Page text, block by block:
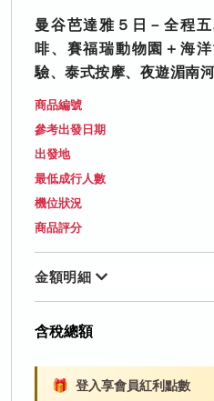
曼谷芭達雅５日－全程
啡、賽福瑞動物園＋海
驗、泰式按摩、夜遊湄南
商品編號
參考出發日期
出發地
最低成行人數
機位狀況
商品評分
金額明細
含稅總額
🎁 登入享會員紅利點數